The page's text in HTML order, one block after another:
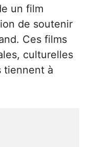
un film
de soutenir
Ces films
culturelles
tiennent à